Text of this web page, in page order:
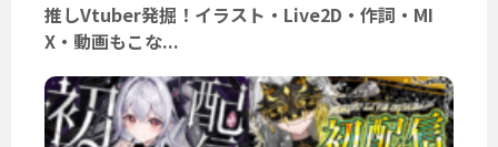
推しVtuber発掘！イラスト・Live2D・作詞・MI
X・動画もこな...